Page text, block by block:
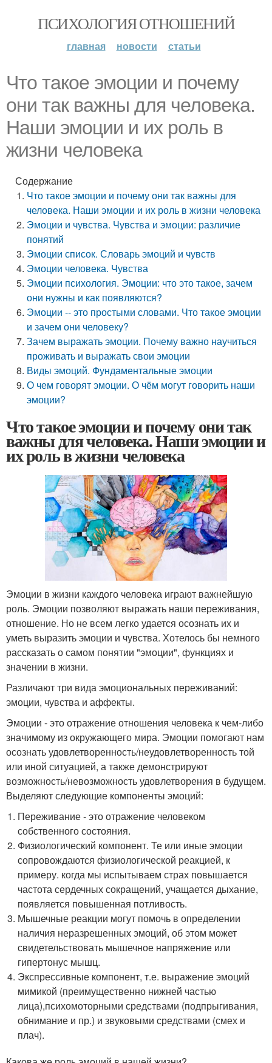
ПСИХОЛОГИЯ ОТНОШЕНИЙ
главная новости статьи
Что такое эмоции и почему
они так важны для человека.
Наши эмоции и их роль в
жизни человека
Содержание
Что такое эмоции и почему они так важны для
человека. Наши эмоции и их роль в жизни человека
Эмоции и чувства. Чувства и эмоции: различие
понятий
Эмоции список. Словарь эмоций и чувств
Эмоции человека. Чувства
Эмоции психология. Эмоции: что это такое, зачем
они нужны и как появляются?
Эмоции -- это простыми словами. Что такое эмоции
и зачем они человеку?
Зачем выражать эмоции. Почему важно научиться
проживать и выражать свои эмоции
Виды эмоций. Фундаментальные эмоции
О чем говорят эмоции. О чём могут говорить наши
эмоции?
Что такое эмоции и почему они так
важны для человека. Наши эмоции и
их роль в жизни человека
Эмоции в жизни каждого человека играют важнейшую
роль. Эмоции позволяют выражать наши переживания,
отношение. Но не всем легко удается осознать их и
уметь выразить эмоции и чувства. Хотелось бы немного
рассказать о самом понятии "эмоции", функциях и
значении в жизни.
Различают три вида эмоциональных переживаний:
эмоции, чувства и аффекты.
Эмоции - это отражение отношения человека к чем-либо
значимому из окружающего мира. Эмоции помогают нам
осознать удовлетворенность/неудовлетворенность той
или иной ситуацией, а также демонстрируют
возможность/невозможность удовлетворения в будущем.
Выделяют следующие компоненты эмоций:
Переживание - это отражение человеком
собственного состояния.
Физиологический компонент. Те или иные эмоции
сопровождаются физиологической реакцией, к
примеру. когда мы испытываем страх повышается
частота сердечных сокращений, учащается дыхание,
появляется повышенная потливость.
Мышечные реакции могут помочь в определении
наличия неразрешенных эмоций, об этом может
свидетельствовать мышечное напряжение или
гипертонус мышц.
Экспрессивные компонент, т.е. выражение эмоций
мимикой (преимущественно нижней частью
лица),психомоторными средствами (подпрыгивания,
обнимание и пр.) и звуковыми средствами (смех и
плач).